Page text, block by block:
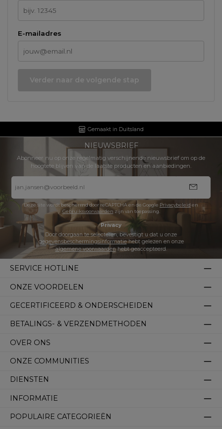
E-mailadres
Verder naar de volgende stap
Gemaakt in Duitsland
NIEUWSBRIEF
Abonneer nu op onze regelmatig verschijnende nieuwsbrief om op de
hoogtete blijven van de laatste producten en aanbiedingen.
mailadres
*
Deze site wordt beschermd door reCAPTCHA en de Google Privacybeleid en
Gebruiksvoorwaarden zijn van toepassing.
Privacy
gegevensbeschermingsinformatie
hebt gelezen en onze
algemene voorwaardenhebt geaccepteerd.
SERVICE HOTLINE
DIENSTEN
INFORMATIE
POPULAIRE CATEGORIEËN
BETALINGS- & VERZENDMETHODEN
OVER ONS
GECERTIFICEERD & ONDERSCHEIDEN
ONZE VOORDELEN
ONZE COMMUNITIES